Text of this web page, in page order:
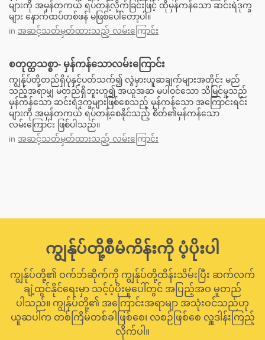
များကို အမှန်တကယ် ရပ်တန့်လိုက်ခြင်းဖြင့် ထိုမှန်ကန်သော ဆင်းရဲဒုက္ခ
များ နောက်ထပ်တစ်ဖန် မဖြစ်ပေါ်တော့ပါ။
in အဆင့်သတ်မှတ်ထားသည့် လမ်းကြောင်း
စတုတ္ထသစ္စာ- မှန်ကန်သောလမ်းကြောင်း
ကျွန်ုပ်တို့တည်ရှိပုံနှင့်ပတ်သက်၍ လွဲမှားယူဆချက်များအတိုင်း မည်
သည့်အရာမျှ မတည်ရှိဘူးဟူ၍ အယူအဆ မပါဝင်သော သိမြင်မှုသည်
မှန်ကန်သော ဆင်းရဲဒုက္ခများဖြစ်စေသည့် မှန်ကန်သော အကြောင်းရင်း
များကို အမှန်တကယ် ရပ်တန့်စေနိုင်သည့် စိတ်၏မှန်ကန်သော
လမ်းကြောင်း ဖြစ်ပါသည်။
in အဆင့်သတ်မှတ်ထားသည့် လမ်းကြောင်း
ကျွန်ုပ်တို့စီမံကိန်းကို ပံ့ပိုးပါ
ကျွန်ုပ်တို့၏ ဝက်ဘ်ဆိုက်ကို ကျွန်ုပ်တို့ထိန်းသိမ်းပြီး ဆက်လက်
ချဲ့ထွင်နိုင်ရေးမှာ သင့်ပံ့ပိုးမှုပေါ်တွင် အပြည့်အဝ မူတည်
ပါသည်။ ကျွန်ုပ်တို့၏ အကြောင်းအရာမျာ အသုံးဝင်သည်ဟု
ယူဆပါက တစ်ကြိမ်တစ်ခါဖြစ်စေ၊ လစဉ်ဖြစ်စေ လှူဒါန်းကြည့်
လိုက်ပါ။